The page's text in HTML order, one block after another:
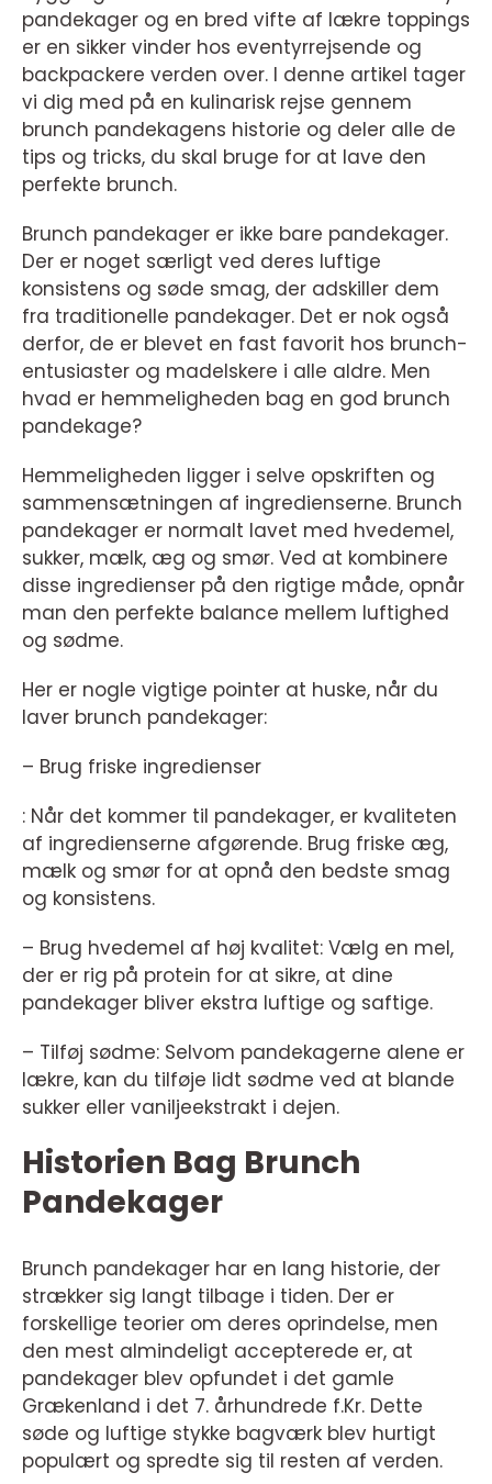
pandekager og en bred vifte af lækre toppings
er en sikker vinder hos eventyrrejsende og
backpackere verden over. I denne artikel tager
vi dig med på en kulinarisk rejse gennem
brunch pandekagens historie og deler alle de
tips og tricks, du skal bruge for at lave den
perfekte brunch.
Brunch pandekager er ikke bare pandekager.
Der er noget særligt ved deres luftige
konsistens og søde smag, der adskiller dem
fra traditionelle pandekager. Det er nok også
derfor, de er blevet en fast favorit hos brunch-
entusiaster og madelskere i alle aldre. Men
hvad er hemmeligheden bag en god brunch
pandekage?
Hemmeligheden ligger i selve opskriften og
sammensætningen af ingredienserne. Brunch
pandekager er normalt lavet med hvedemel,
sukker, mælk, æg og smør. Ved at kombinere
disse ingredienser på den rigtige måde, opnår
man den perfekte balance mellem luftighed
og sødme.
Her er nogle vigtige pointer at huske, når du
laver brunch pandekager:
– Brug friske ingredienser
: Når det kommer til pandekager, er kvaliteten
af ingredienserne afgørende. Brug friske æg,
mælk og smør for at opnå den bedste smag
og konsistens.
– Brug hvedemel af høj kvalitet: Vælg en mel,
der er rig på protein for at sikre, at dine
pandekager bliver ekstra luftige og saftige.
– Tilføj sødme: Selvom pandekagerne alene er
lækre, kan du tilføje lidt sødme ved at blande
sukker eller vaniljeekstrakt i dejen.
Historien Bag Brunch
Pandekager
Brunch pandekager har en lang historie, der
strækker sig langt tilbage i tiden. Der er
forskellige teorier om deres oprindelse, men
den mest almindeligt accepterede er, at
pandekager blev opfundet i det gamle
Grækenland i det 7. århundrede f.Kr. Dette
søde og luftige stykke bagværk blev hurtigt
populært og spredte sig til resten af verden.